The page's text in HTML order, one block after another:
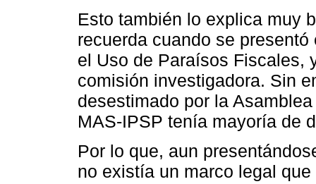
Esto también lo explica muy
recuerda cuando se
el Uso de Paraísos Fiscales,
comisión investigadora. Sin
desestimado por la
MAS-IPSP tenía mayoría de
Por lo que, aun
no existía un marco legal